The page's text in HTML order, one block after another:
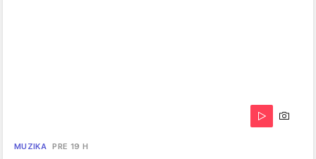
MUZIKA PRE 19 H